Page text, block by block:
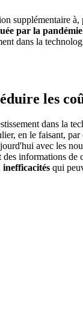
supplémentaire
par la
dans la
les
dans la
en le faisant,
avec les
informations
inefficacités qui